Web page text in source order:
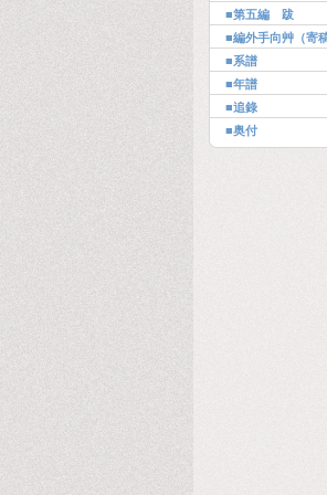
■第五編 跋
■編外手向艸（寄
■系譜
■年譜
■追錄
■奥付